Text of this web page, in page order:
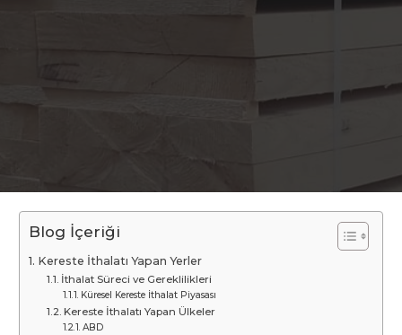
Blog İçeriği
Kereste İthalatı Yapan Yerler
İthalat Süreci ve Gereklilikleri
Küresel Kereste İthalat Piyasası
Kereste İthalatı Yapan Ülkeler
ABD